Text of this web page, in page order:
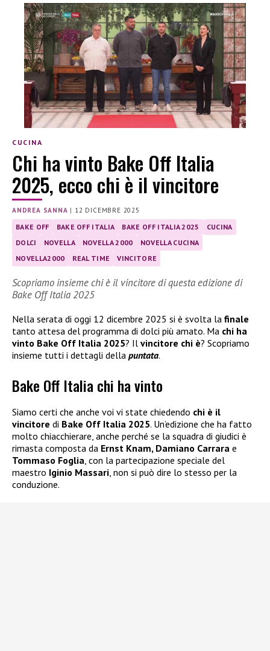
CUCINA
Chi ha vinto Bake Off Italia
2025, ecco chi è il vincitore
ANDREA SANNA | 12 DICEMBRE 2025
BAKE OFF BAKE OFF ITALIA BAKE OFF ITALIA 2025
CUCINA
DOLCI
NOVELLA NOVELLA 2000
NOVELLA CUCINA
NOVELLA2000
REAL TIME VINCITORE
Scopriamo insieme chi è il vincitore di questa edizione di
Bake Off Italia 2025
Nella serata di oggi 12 dicembre 2025 si è svolta la finale
tanto attesa del programma di dolci più amato. Ma chi ha
vinto Bake Off Italia 2025? Il vincitore chi è? Scopriamo
insieme tutti i dettagli della puntata.
Bake Off Italia chi ha vinto
Siamo certi che anche voi vi state chiedendo chi è il
vincitore di Bake Off Italia 2025. Un’edizione che ha fatto
molto chiacchierare, anche perché se la squadra di giudici è
rimasta composta da Ernst Knam, Damiano Carrara e
Tommaso Foglia, con la partecipazione speciale del
maestro Iginio Massari, non si può dire lo stesso per la
conduzione.